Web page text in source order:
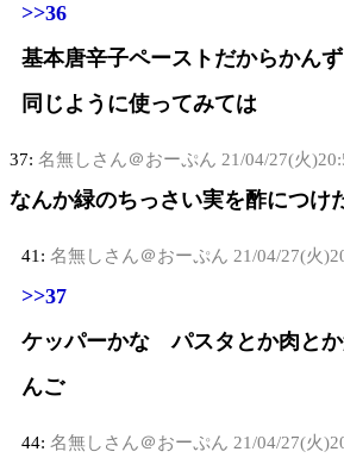
>>36
基本唐辛子ペーストだからかん
同じように使ってみては
37: 名無しさん＠おーぷん 21/04/27(火
なんか緑のちっさい実を酢につけ
41: 名無しさん＠おーぷん 21/04/27(火
>>37
ケッパーかな パスタとか肉とか
んご
44: 名無しさん＠おーぷん 21/04/27(火